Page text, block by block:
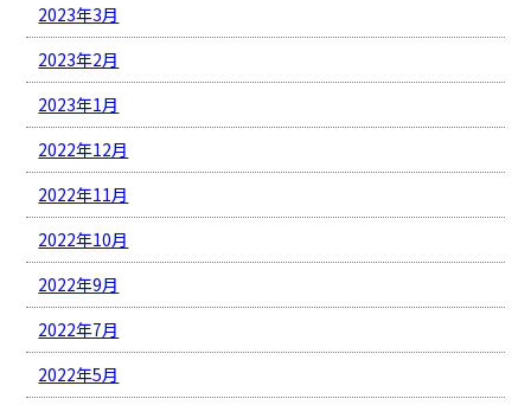
2023年3月
2023年2月
2023年1月
2022年12月
2022年11月
2022年10月
2022年9月
2022年7月
2022年5月